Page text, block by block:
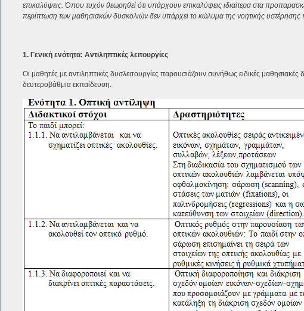
επικαλύψεις. Όπου τυχόν θεωρηθεί ότι υπάρχουν επικαλύψεις ιδιαίτερα στα
περίπτωση των μαθησιακών δυσκολιών δεν υπάρχει το κώλυμα της νοητικής
1. Γενική ενότητα: Αντιληπτικές λειτουργίες
Οι μαθητές με αντιληπτικές δυσλειτουργίες παρουσιάζουν συνήθως ειδικές
δευτεροβάθμια εκπαίδευση.